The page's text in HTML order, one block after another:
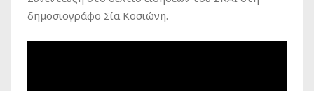
δημοσιογράφο Σία Κοσιώνη.